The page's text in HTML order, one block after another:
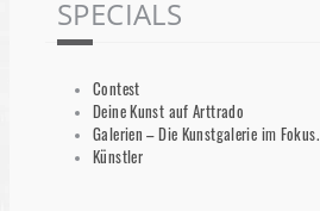
SPECIALS
Contest
Deine Kunst auf Arttrado
Galerien – Die Kunstgalerie im Fokus.
Künstler